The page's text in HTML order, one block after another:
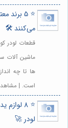
⭐️ 5
می‌کنند 🛠️
قطعات لودر
ماشین آلات
ها تا چه
است. |
⭐️ 8
لودر 🚀